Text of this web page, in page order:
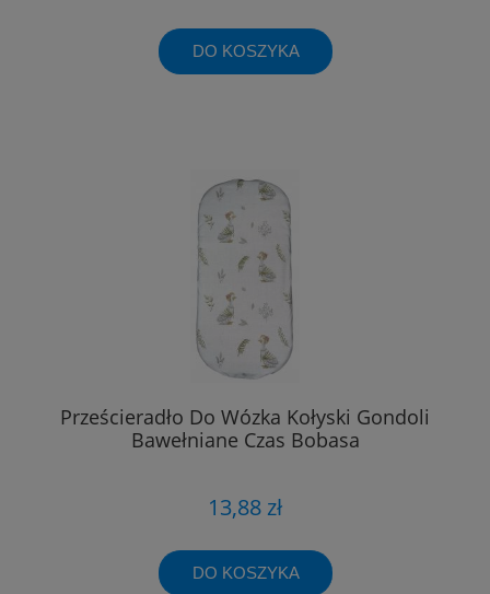
DO KOSZYKA
Prześcieradło Do Wózka Kołyski Gondoli
Bawełniane Czas Bobasa
13,88 zł
DO KOSZYKA